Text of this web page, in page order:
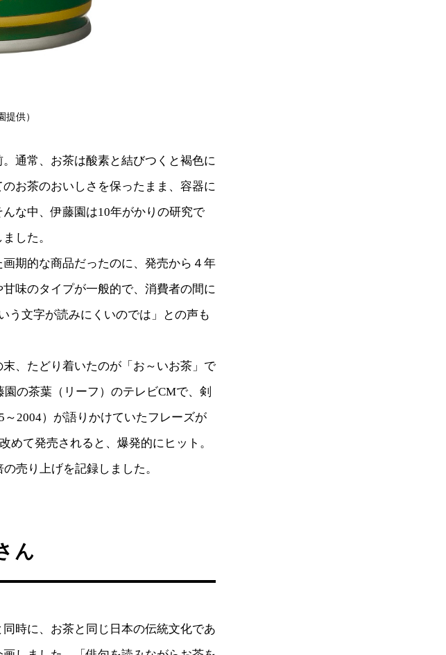
供）
通常、お茶は酸素と結びつくと褐色に
お茶のおいしさを保ったまま、容器に
な中、伊藤園は10年がかりの研究で
した。
期的な商品だったのに、発売から４年
味のタイプが一般的で、消費者の間に
う文字が読みにくいのでは」との声も
、たどり着いたのが「お～いお茶」で
の茶葉（リーフ）のテレビCMで、剣
2004）が語りかけていたフレーズが
めて発売されると、爆発的にヒット。
売り上げを記録しました。
ん
時に、お茶と同じ日本の伝統文化であ